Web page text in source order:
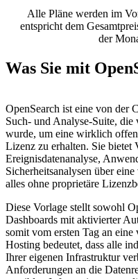
Alle Pläne werden im
entspricht dem
der
Was Sie mit
OpenSearch ist eine von der
Such- und Analyse-Suite, die
wurde, um eine wirklich
Lizenz zu erhalten. Sie bietet
Ereignisdatenanalyse,
Sicherheitsanalysen über
alles ohne proprietäre
Diese Vorlage stellt sowohl
Dashboards mit aktivierter
somit vom ersten Tag an
Hosting bedeutet, dass alle
Ihrer eigenen Infrastruktur
Anforderungen an die